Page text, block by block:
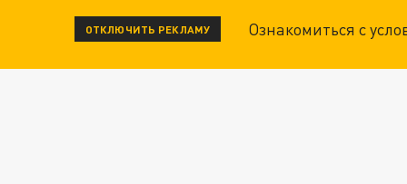
ОТКЛЮЧИТЬ РЕКЛАМУ Ознакомиться с